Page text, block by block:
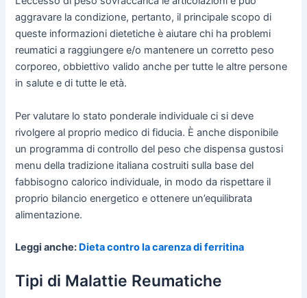
aggravare la condizione, pertanto, il principale scopo di
queste informazioni dietetiche è aiutare chi ha problemi
reumatici a raggiungere e/o mantenere un corretto peso
corporeo, obbiettivo valido anche per tutte le altre persone
in salute e di tutte le età.
Per valutare lo stato ponderale individuale ci si deve
rivolgere al proprio medico di fiducia. È anche disponibile
un programma di controllo del peso che dispensa gustosi
menu della tradizione italiana costruiti sulla base del
fabbisogno calorico individuale, in modo da rispettare il
proprio bilancio energetico e ottenere un’equilibrata
alimentazione.
Leggi anche: Dieta contro la carenza di ferritina
Tipi di Malattie Reumatiche